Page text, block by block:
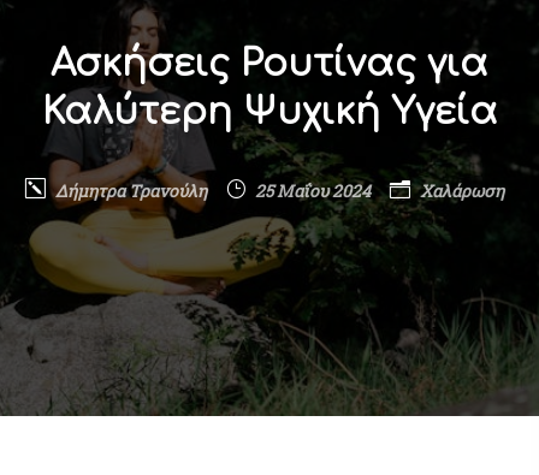
Ασκήσεις Ρουτίνας για
Καλύτερη Ψυχική Υγεία
Δήμητρα Τρανούλη 25 Μαΐου 2024 Χαλάρωση